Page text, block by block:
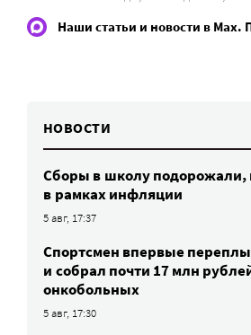
Наши статьи и новости в Max.
НОВОСТИ
Сборы в школу подорожали,
в рамках инфляции
5 авг, 17:37
Спортсмен впервые
и собрал почти 17 млн
онкобольных
5 авг, 17:30